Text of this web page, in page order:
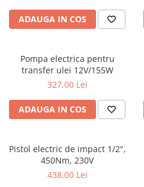
Dispozitive pentru anvelope
Gresoare
Scule Fixare Distributie
Alfa Romeo
Audi
BMW
Chrysler
ADAUGA IN COS
Pompa electrica pentru
transfer ulei 12V/155W
327,00 Lei
ADAUGA IN COS
Pistol electric de impact 1/2",
450Nm, 230V
438,00 Lei